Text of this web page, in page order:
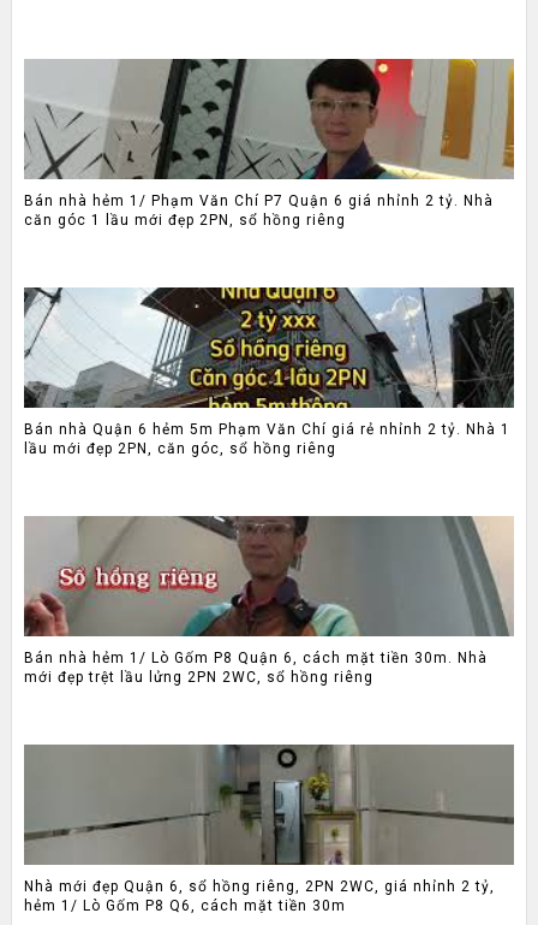
Bán nhà hẻm 1/ Phạm Văn Chí P7 Quận 6 giá nhỉnh 2 tỷ. Nhà
căn góc 1 lầu mới đẹp 2PN, sổ hồng riêng
Bán nhà Quận 6 hẻm 5m Phạm Văn Chí giá rẻ nhỉnh 2 tỷ. Nhà 1
lầu mới đẹp 2PN, căn góc, sổ hồng riêng
Bán nhà hẻm 1/ Lò Gốm P8 Quận 6, cách mặt tiền 30m. Nhà
mới đẹp trệt lầu lửng 2PN 2WC, sổ hồng riêng
Nhà mới đẹp Quận 6, sổ hồng riêng, 2PN 2WC, giá nhỉnh 2 tỷ,
hẻm 1/ Lò Gốm P8 Q6, cách mặt tiền 30m